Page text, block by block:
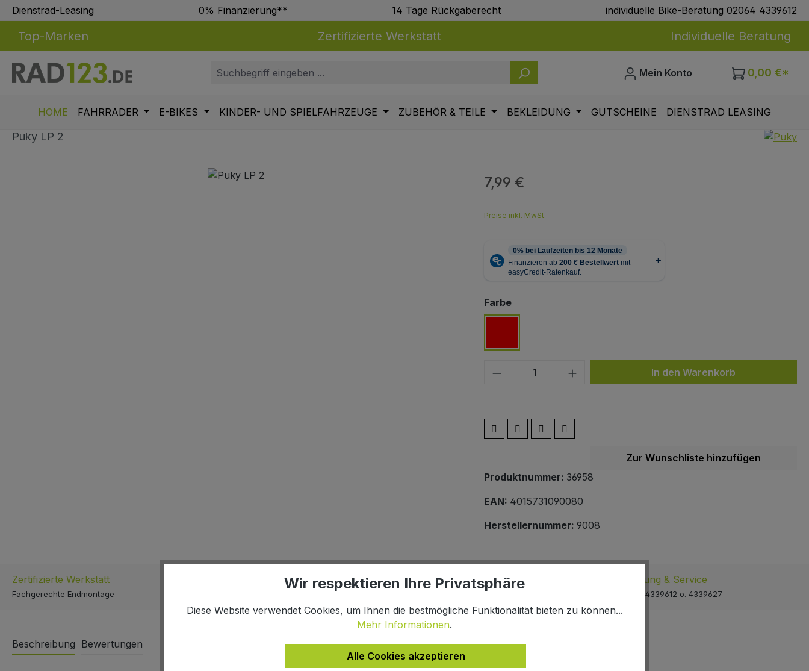
Hauptinhalt springen
Zur Suche springen
Zur Hauptnavigation springen
Dienstrad-Leasing 0% Finanzierung** 14 Tage Rückgaberecht individuelle Bike-Beratung 02064 4339612
Top-Marken Zertifizierte Werkstatt Individuelle Beratung
Mein Konto 0,00 €*
HOME FAHRRÄDER E-BIKES KINDER- UND SPIELFAHRZEUGE ZUBEHÖR & TEILE BEKLEIDUNG GUTSCHEINE DIENSTRAD LEASING
Puky LP 2
Regulärer Preis:
7,99 €
Preise inkl. MwSt.
Farbeauswählen
Produkt Anzahl: Gib den gewünschten Wert
In den Warenkorb
Zur Wunschliste hinzufügen
Produktnummer: 36958
EAN: 4015731090080
Herstellernummer: 9008
Zertifizierte Werkstatt
Fachgerechte Endmontage
Schnell & Einfach Click & Collect
Online kaufen, im Fachmarkt abholen
Beratung & Service
02064 4339612 o. 4339627
Beschreibung Bewertungen
Wir respektieren Ihre Privatsphäre
Diese Website verwendet Cookies, um Ihnen die bestmögliche Funktionalität bieten zu können...
Mehr Informationen.
Alle Cookies akzeptieren